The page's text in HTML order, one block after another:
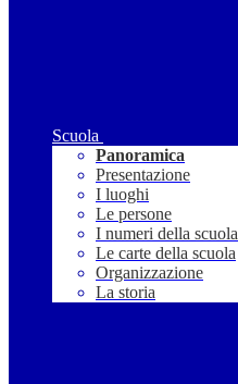
Scuola
Panoramica
Presentazione
I luoghi
Le persone
I numeri della scuola
Le carte della scuola
Organizzazione
La storia